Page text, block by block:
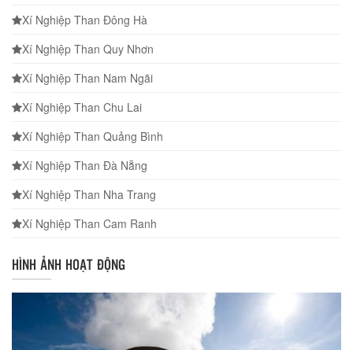
Xí Nghiệp Than Đông Hà
Xí Nghiệp Than Quy Nhơn
Xí Nghiệp Than Nam Ngãi
Xí Nghiệp Than Chu Lai
Xí Nghiệp Than Quảng Bình
Xí Nghiệp Than Đà Nẵng
Xí Nghiệp Than Nha Trang
Xí Nghiệp Than Cam Ranh
HÌNH ẢNH HOẠT ĐỘNG